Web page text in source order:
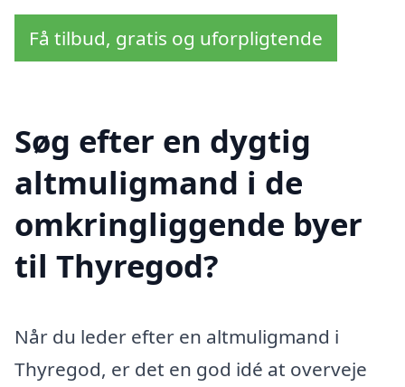
Få tilbud, gratis og uforpligtende
Søg efter en dygtig
altmuligmand i de
omkringliggende byer
til Thyregod?
Når du leder efter en altmuligmand i
Thyregod, er det en god idé at overveje